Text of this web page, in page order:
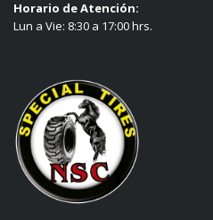
Horario de Atención:
Lun a Vie: 8:30 a 17:00 hrs.